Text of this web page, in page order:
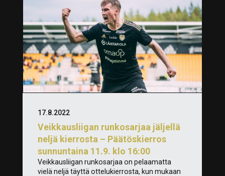
Veikkausliigan runkosarjaa jäljellä
neljä kierrosta – Päätöskierros
sunnuntaina 11.9. klo 16:00
17.8.2022
Veikkausliigan runkosarjaa on pelaamatta
vielä neljä täyttä ottelukierrosta, kun mukaan